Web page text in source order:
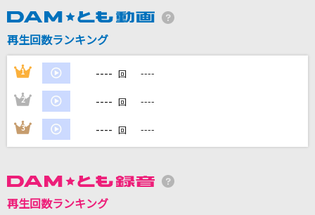
情なし
伊達悠太
DAMの新曲・ランキングなど
再生回数ランキング
1 ---- 回 ----
2 ---- 回 ----
3 ---- 回 ----
再生回数ランキング